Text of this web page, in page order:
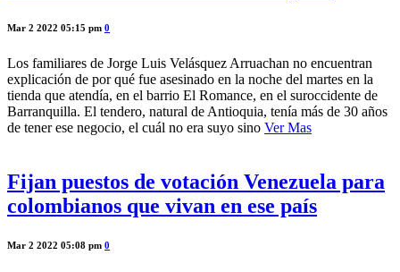
Mar 2 2022 05:15 pm 0
Los familiares de Jorge Luis Velásquez Arruachan no encuentran
explicación de por qué fue asesinado en la noche del martes en la
tienda que atendía, en el barrio El Romance, en el suroccidente de
Barranquilla. El tendero, natural de Antioquia, tenía más de 30 años
de tener ese negocio, el cuál no era suyo sino Ver Mas
Fijan puestos de votación Venezuela para
colombianos que vivan en ese país
Mar 2 2022 05:08 pm 0